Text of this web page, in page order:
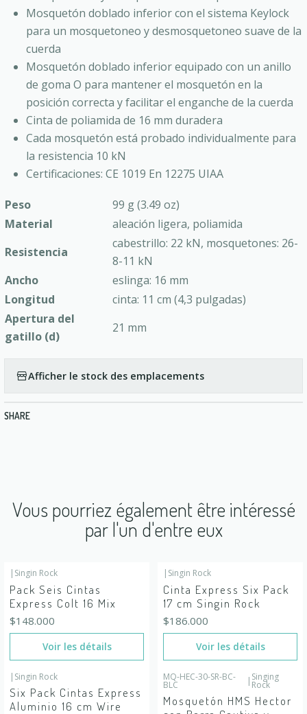
Mosquetón doblado inferior con el sistema Keylock
para un mosquetoneo y desmosquetoneo suave de la
cuerda
Mosquetón doblado inferior equipado con un anillo
de goma O para mantener el mosquetón en la
posición correcta y facilitar el enganche de la cuerda
Cinta de poliamida de 16 mm duradera
Cada mosquetón está probado individualmente para
la resistencia 10 kN
Certificaciones: CE 1019 En 12275 UIAA
Peso
99 g (3.49 oz)
Material
aleación ligera, poliamida
Resistencia
cabestrillo: 22 kN, mosquetones: 26-
8-11 kN
Ancho
eslinga: 16 mm
Longitud
cinta: 11 cm (4,3 pulgadas)
Apertura del
gatillo (d)
21 mm
Afficher le stock des emplacements
SHARE
Vous pourriez également être intéressé
par l'un d'entre eux
En rupture de stock
| Singin Rock
Pack Seis Cintas
Express Colt 16 Mix
$148.000
Voir les détails
En rupture de stock
| Singin Rock
Cinta Express Six Pack
17 cm Singin Rock
$186.000
Voir les détails
En rupture de stock
| Singin Rock
Six Pack Cintas Express
Aluminio 16 cm Wire
En rupture de stock
MQ-HEC-30-SR-BC-
BLC | Singing
Rock
Mosquetón HMS Hector